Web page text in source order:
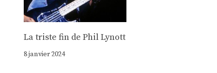
La triste fin de Phil Lynott
8 janvier 2024